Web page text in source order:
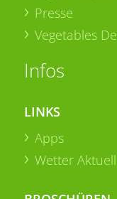
Presse
Vegetables
Infos
LINKS
Apps
Wetter Aktuell